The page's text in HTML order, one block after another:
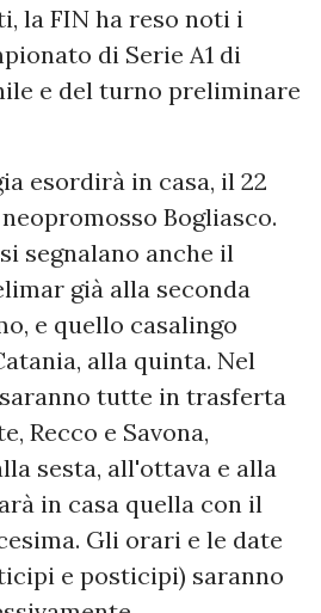
la FIN ha reso noti i
di Serie A1 di
e del turno preliminare
esordirà in casa, il 22
Bogliasco.
segnalano anche il
già alla seconda
e quello casalingo
alla quinta. Nel
tutte in trasferta
Recco e Savona,
sesta, all'ottava e alla
in casa quella con il
Gli orari e le date
e posticipi) saranno